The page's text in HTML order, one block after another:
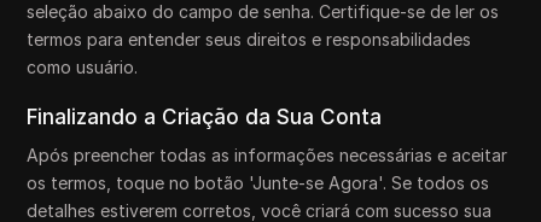
seleção abaixo do campo de senha. Certifique-se de ler os
termos para entender seus direitos e responsabilidades
como usuário.
Finalizando a Criação da Sua Conta
Após preencher todas as informações necessárias e aceitar
os termos, toque no botão 'Junte-se Agora'. Se todos os
detalhes estiverem corretos, você criará com sucesso sua